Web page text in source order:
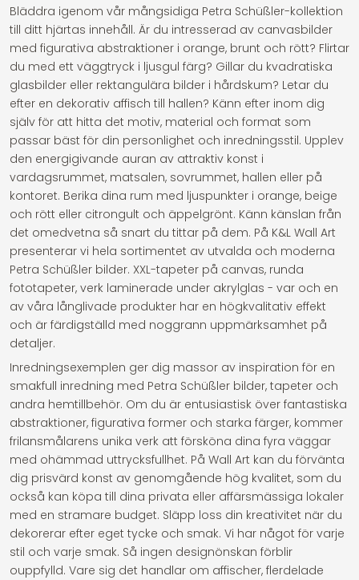
Bläddra igenom vår mångsidiga Petra Schüßler-kollektion
till ditt hjärtas innehåll. Är du intresserad av canvasbilder
med figurativa abstraktioner i orange, brunt och rött? Flirtar
du med ett väggtryck i ljusgul färg? Gillar du kvadratiska
glasbilder eller rektangulära bilder i hårdskum? Letar du
efter en dekorativ affisch till hallen? Känn efter inom dig
själv för att hitta det motiv, material och format som
passar bäst för din personlighet och inredningsstil. Upplev
den energigivande auran av attraktiv konst i
vardagsrummet, matsalen, sovrummet, hallen eller på
kontoret. Berika dina rum med ljuspunkter i orange, beige
och rött eller citrongult och äppelgrönt. Känn känslan från
det omedvetna så snart du tittar på dem. På K&L Wall Art
presenterar vi hela sortimentet av utvalda och moderna
Petra Schüßler bilder. XXL-tapeter på canvas, runda
fototapeter, verk laminerade under akrylglas - var och en
av våra långlivade produkter har en högkvalitativ effekt
och är färdigställd med noggrann uppmärksamhet på
detaljer.
Inredningsexemplen ger dig massor av inspiration för en
smakfull inredning med Petra Schüßler bilder, tapeter och
andra hemtillbehör. Om du är entusiastisk över fantastiska
abstraktioner, figurativa former och starka färger, kommer
frilansmålarens unika verk att försköna dina fyra väggar
med ohämmad uttrycksfullhet. På Wall Art kan du förvänta
dig prisvärd konst av genomgående hög kvalitet, som du
också kan köpa till dina privata eller affärsmässiga lokaler
med en stramare budget. Släpp loss din kreativitet när du
dekorerar efter eget tycke och smak. Vi har något för varje
stil och varje smak. Så ingen designönskan förblir
ouppfylld. Vare sig det handlar om affischer, flerdelade